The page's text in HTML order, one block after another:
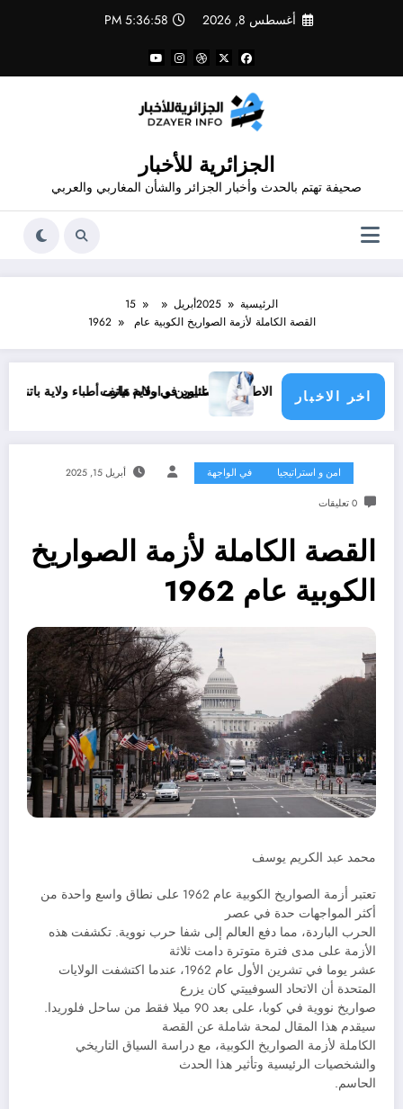
أغسطس 8, 2026 5:36:58 PM
الجزائرية للأخبار
صحيفة تهتم بالحدث وأخبار الجزائر والشأن المغاربي والعربي
الرئيسية 2025أبريل
15
القصة الكاملة لأزمة الصواريخ الكوبية عام 1962
اخر الاخبار
هاتف الاطباء الاخصائيين في ولاية تيارت
عناوين و ارقام هاتف أطباء ولاية باتنة .. عناوين
امن و استراتيجيا في الواجهة أبريل 15, 2025
0 تعليقات
القصة الكاملة لأزمة الصواريخ
الكوبية عام 1962
محمد عبد الكريم يوسف
تعتبر أزمة الصواريخ الكوبية عام 1962 على نطاق واسع واحدة من
أكثر المواجهات حدة في عصر
الحرب الباردة، مما دفع العالم إلى شفا حرب نووية. تكشفت هذه
الأزمة على مدى فترة متوترة دامت ثلاثة
عشر يوما في تشرين الأول عام 1962، عندما اكتشفت الولايات
المتحدة أن الاتحاد السوفييتي كان يزرع
صواريخ نووية في كوبا، على بعد 90 ميلا فقط من ساحل فلوريدا.
سيقدم هذا المقال لمحة شاملة عن القصة
الكاملة لأزمة الصواريخ الكوبية، مع دراسة السياق التاريخي
والشخصيات الرئيسية وتأثير هذا الحدث
الحاسم.